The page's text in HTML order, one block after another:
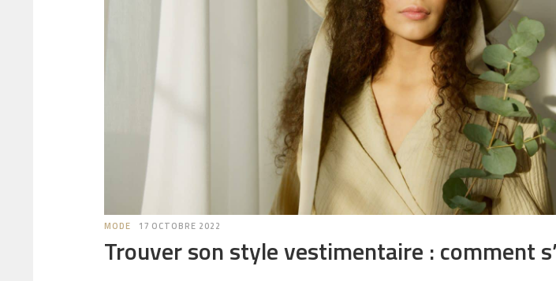
MODE 17 OCTOBRE 2022
Trouver son style vestimentaire : comment